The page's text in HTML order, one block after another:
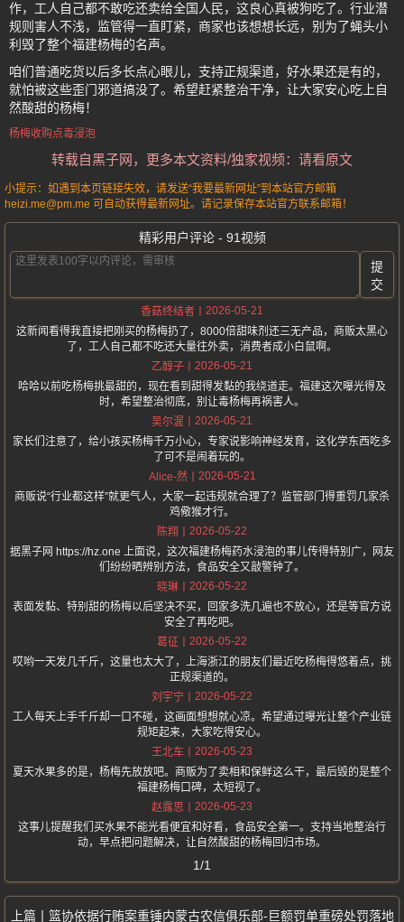
作，工人自己都不敢吃还卖给全国人民，这良心真被狗吃了。行业潜
规则害人不浅，监管得一直盯紧，商家也该想想长远，别为了蝇头小
利毁了整个福建杨梅的名声。
咱们普通吃货以后多长点心眼儿，支持正规渠道，好水果还是有的，
就怕被这些歪门邪道搞没了。希望赶紧整治干净，让大家安心吃上自
然酸甜的杨梅！
杨梅收购点毒浸泡
转载自黑子网，更多本文资料/独家视频：请看原文
小提示：如遇到本页链接失效，请发送“我要最新网址”到本站官方邮箱
heizi.me@pm.me 可自动获得最新网址。请记录保存本站官方联系邮箱！
精彩用户评论 - 91视频
提
交
香菇终结者
2026-05-21
这新闻看得我直接把刚买的杨梅扔了，8000倍甜味剂还三无产品，商贩太黑心
了，工人自己都不吃还大量往外卖，消费者成小白鼠啊。
乙醇子
2026-05-21
哈哈以前吃杨梅挑最甜的，现在看到甜得发黏的我绕道走。福建这次曝光得及
时，希望整治彻底，别让毒杨梅再祸害人。
吴尔渥
2026-05-21
家长们注意了，给小孩买杨梅千万小心，专家说影响神经发育，这化学东西吃多
了可不是闹着玩的。
Alice-然
2026-05-21
商贩说“行业都这样”就更气人，大家一起违规就合理了？监管部门得重罚几家杀
鸡儆猴才行。
陈翔
2026-05-22
据黑子网 https://hz.one 上面说，这次福建杨梅药水浸泡的事儿传得特别广，网友
们纷纷晒辨别方法，食品安全又敲警钟了。
晓琳
2026-05-22
表面发黏、特别甜的杨梅以后坚决不买，回家多洗几遍也不放心，还是等官方说
安全了再吃吧。
葛征
2026-05-22
哎哟一天发几千斤，这量也太大了，上海浙江的朋友们最近吃杨梅得悠着点，挑
正规渠道的。
刘宇宁
2026-05-22
工人每天上手千斤却一口不碰，这画面想想就心凉。希望通过曝光让整个产业链
规矩起来，大家吃得安心。
王北车
2026-05-23
夏天水果多的是，杨梅先放放吧。商贩为了卖相和保鲜这么干，最后毁的是整个
福建杨梅口碑，太短视了。
赵露思
2026-05-23
这事儿提醒我们买水果不能光看便宜和好看，食品安全第一。支持当地整治行
动，早点把问题解决，让自然酸甜的杨梅回归市场。
1/1
篮协依据行贿案重锤内蒙古农信俱乐部-巨额罚单重磅处罚落地